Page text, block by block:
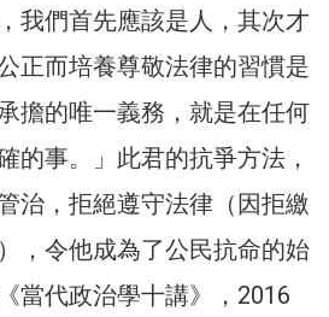
我們首先應該是人，其次才
正而培養尊敬法律的習慣是
擔的唯一義務，就是在任何
的事。」此君的抗爭方法，
治，拒絕遵守法律（因拒繳
，令他成為了公民抗命的始
當代政治學十講》，2016